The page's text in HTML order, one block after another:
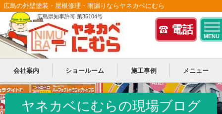
電話
MENU
広島の外壁塗装・屋根修理・雨漏りならヤネカベにむら
広島県知事許可 第35104号
会社案内 ショールーム 施工事例 メニュー
ヤネカベにむらの現場ブログ